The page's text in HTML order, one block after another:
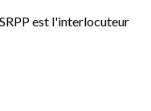
est l'interlocuteur